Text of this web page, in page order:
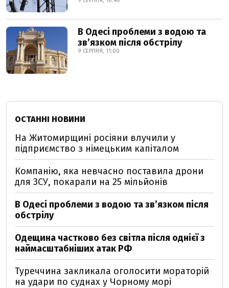
В Одесі проблеми з водою та
звʼязком після обстрілу
9 СЕРПНЯ, 11:00
ОСТАННІ НОВИНИ
На Житомирщині росіяни влучили у
підприємство з німецьким капіталом
Компанію, яка невчасно поставила дрони
для ЗСУ, покарали на 25 мільйонів
В Одесі проблеми з водою та звʼязком після
обстрілу
Одещина частково без світла після однієї з
наймасштабніших атак РФ
Туреччина закликала оголосити мораторій
на удари по суднах у Чорному морі